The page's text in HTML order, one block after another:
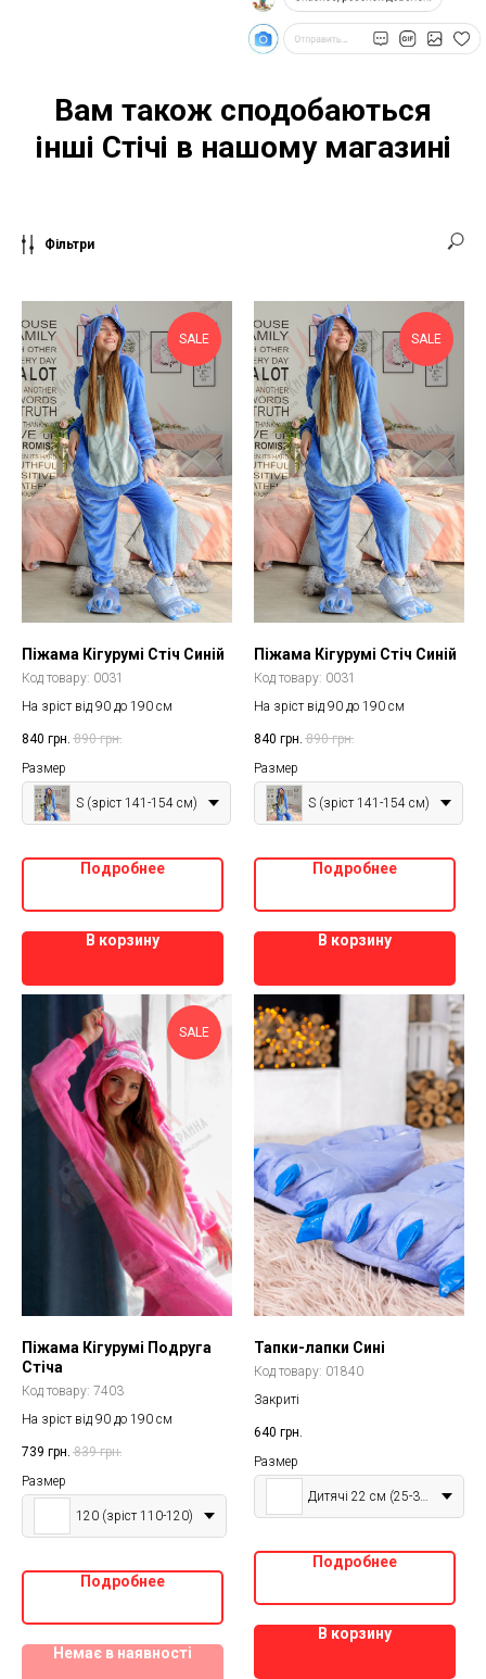
Вам також сподобаються
інші Стічі в нашому магазині
Фільтри
SALE
Піжама Кігурумі Стіч Синій
Код товару: 0031
На зріст від 90 до 190 см
840 грн. 890 грн.
Размер
S (зріст 141-154 см)
Подробнее
В корзину
SALE
Піжама Кігурумі Стіч Синій
Код товару: 0031
На зріст від 90 до 190 см
840 грн. 890 грн.
Размер
S (зріст 141-154 см)
Подробнее
В корзину
SALE
Піжама Кігурумі Подруга
Стіча
Код товару: 7403
На зріст від 90 до 190 см
739 грн. 839 грн.
Размер
120 (зріст 110-120)
Подробнее
Немає в наявності
Тапки-лапки Сині
Код товару: 01840
Закриті
640 грн.
Размер
Дитячі 22 см (25-34р)
Подробнее
В корзину